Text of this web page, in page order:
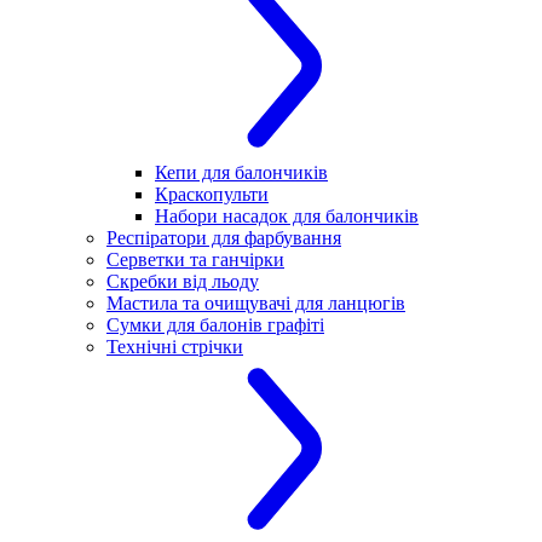
Кепи для балончиків
Краскопульти
Набори насадок для балончиків
Респіратори для фарбування
Серветки та ганчірки
Скребки від льоду
Мастила та очищувачі для ланцюгів
Сумки для балонів графіті
Технічні стрічки